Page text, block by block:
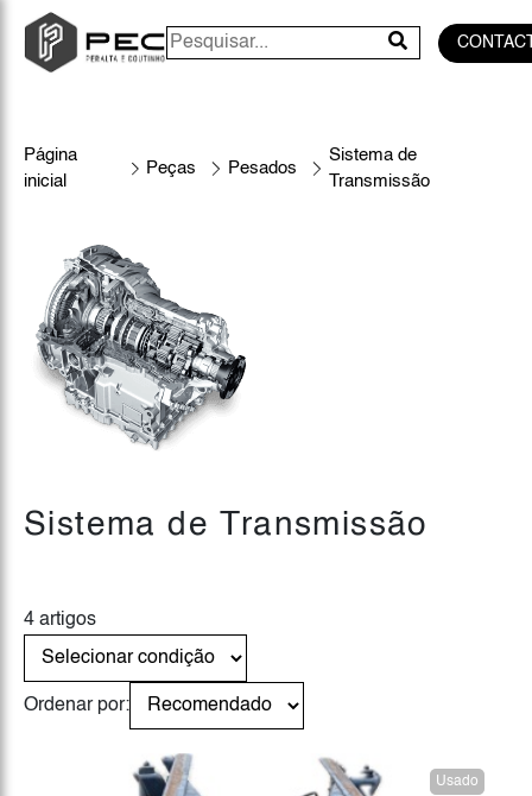
Página
inicial
Peças Pesados
Sistema de
Transmissão
Sistema de Transmissão
4 artigos
Ordenar por:
Usado